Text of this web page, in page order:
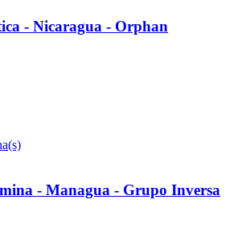
- Nicaragua - Orphan
- Managua - Grupo Inversa